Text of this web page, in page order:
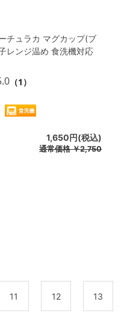
チュラカ マグカップ(ブ
レンジ温め 食洗機対応
（1）
1,650円(税込)
通常価格￥2,750
11 12 13